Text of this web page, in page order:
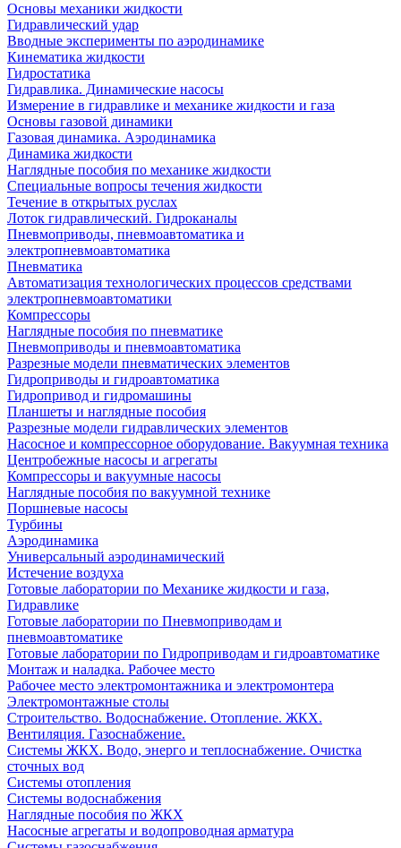
Основы механики жидкости
Гидравлический удар
Вводные эксперименты по аэродинамике
Кинематика жидкости
Гидростатика
Гидравлика. Динамические насосы
Измерение в гидравлике и механике жидкости и газа
Основы газовой динамики
Газовая динамика. Аэродинамика
Динамика жидкости
Наглядные пособия по механике жидкости
Специальные вопросы течения жидкости
Течение в открытых руслах
Лоток гидравлический. Гидроканалы
Пневмоприводы, пневмоавтоматика и
электропневмоавтоматика
Пневматика
Автоматизация технологических процессов средствами
электропневмоавтоматики
Компрессоры
Наглядные пособия по пневматике
Пневмоприводы и пневмоавтоматика
Разрезные модели пневматических элементов
Гидроприводы и гидроавтоматика
Гидропривод и гидромашины
Планшеты и наглядные пособия
Разрезные модели гидравлических элементов
Насосное и компрессорное оборудование. Вакуумная техника
Центробежные насосы и агрегаты
Компрессоры и вакуумные насосы
Наглядные пособия по вакуумной технике
Поршневые насосы
Турбины
Аэродинамика
Универсальный аэродинамический
Истечение воздуха
Готовые лаборатории по Механике жидкости и газа,
Гидравлике
Готовые лаборатории по Пневмоприводам и
пневмоавтоматике
Готовые лаборатории по Гидроприводам и гидроавтоматике
Монтаж и наладка. Рабочее место
Рабочее место электромонтажника и электромонтера
Электромонтажные столы
Строительство. Водоснабжение. Отопление. ЖКХ.
Вентиляция. Газоснабжение.
Системы ЖКХ. Водо, энерго и теплоснабжение. Очистка
сточных вод
Системы отопления
Системы водоснабжения
Наглядные пособия по ЖКХ
Насосные агрегаты и водопроводная арматура